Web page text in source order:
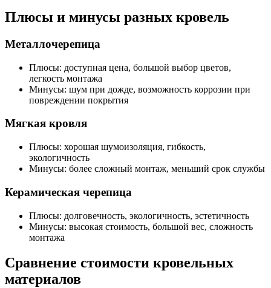
Плюсы и минусы разных кровель
Металлочерепица
Плюсы: доступная цена, большой выбор цветов,
легкость монтажа
Минусы: шум при дожде, возможность коррозии при
повреждении покрытия
Мягкая кровля
Плюсы: хорошая шумоизоляция, гибкость,
экологичность
Минусы: более сложный монтаж, меньший срок службы
Керамическая черепица
Плюсы: долговечность, экологичность, эстетичность
Минусы: высокая стоимость, большой вес, сложность
монтажа
Сравнение стоимости кровельных
материалов